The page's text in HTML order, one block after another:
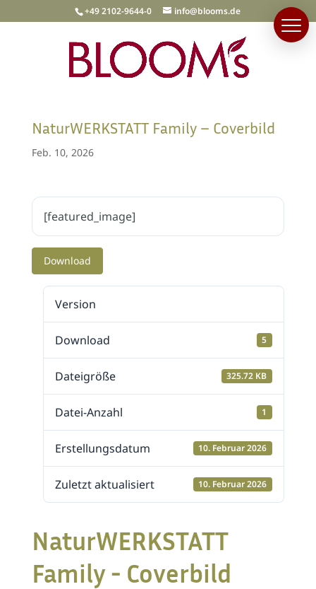
+49 2102-9644-0 info@blooms.de
NaturWERKSTATT Family – Coverbild
Feb. 10, 2026
[featured_image]
Download
Version
Download 5
Dateigröße 325.72 KB
Datei-Anzahl 1
Erstellungsdatum 10. Februar 2026
Zuletzt aktualisiert 10. Februar 2026
NaturWERKSTATT
Family - Coverbild